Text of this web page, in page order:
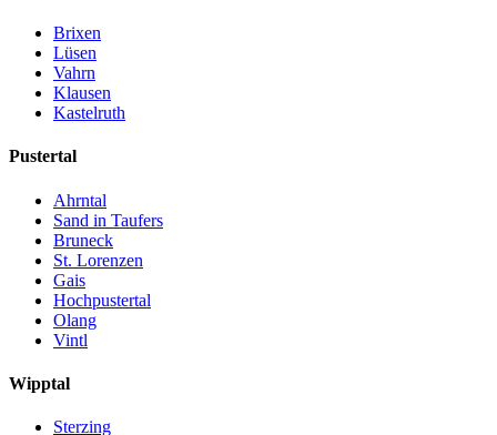
Brixen
Lüsen
Vahrn
Klausen
Kastelruth
Pustertal
Ahrntal
Sand in Taufers
Bruneck
St. Lorenzen
Gais
Hochpustertal
Olang
Vintl
Wipptal
Sterzing